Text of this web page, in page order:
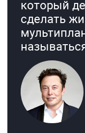
который
сделать